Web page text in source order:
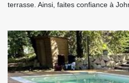
terrasse. Ainsi, faites confiance à